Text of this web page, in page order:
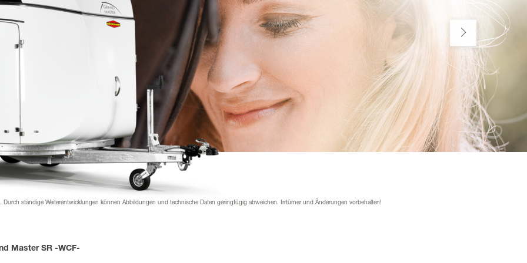
& Downloads
Versicherung
ständige Weiterentwicklungen können Abbildungen und technische Daten geringfügig abweichen. Irrtümer und Änderungen vorbehalten!
Master SR -WCF-